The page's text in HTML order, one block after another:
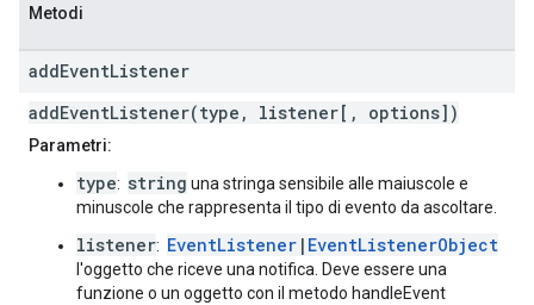
Metodi
addEventListener
addEventListener(type, listener[, options])
Parametri:
type: string una stringa sensibile alle maiuscole e
minuscole che rappresenta il tipo di evento da ascoltare.
listener: EventListener | EventListenerObject
l'oggetto che riceve una notifica. Deve essere una
funzione o un oggetto con il metodo handleEvent